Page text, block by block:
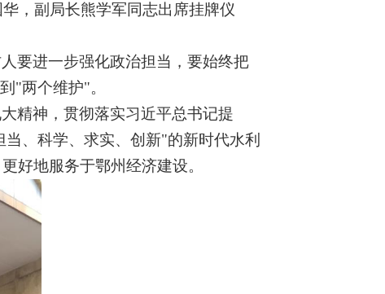
，副局长熊学军同志出席挂牌仪
要进一步强化政治担当，要始终把
"两个维护"。
精神，贯彻落实习近平总书记提
、科学、求实、创新"的新时代水利
好地服务于鄂州经济建设。